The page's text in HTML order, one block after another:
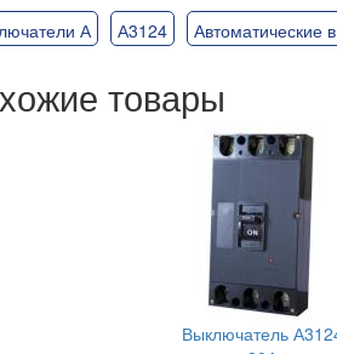
А А3124 Автоматические
товары
Выключатель